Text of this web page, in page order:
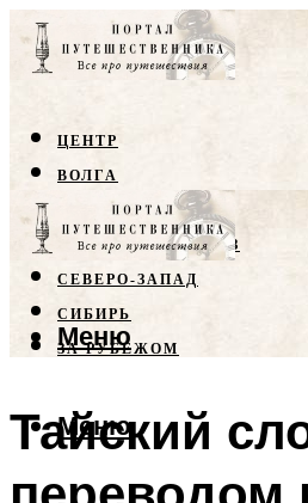
ЦЕНТР
ВОЛГА
КРЫМ
СЕВЕРНЫЙ КАВКАЗ
СЕВЕРО-ЗАПАД
СИБИРЬ
ЗА РУБЕЖОМ
Меню
Меню
Тайский